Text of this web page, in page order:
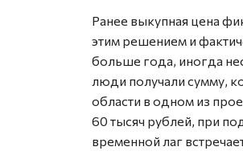
Ранее выкупная цена
этим решением и
больше года, иногда
люди получали сумму,
области в одном из
60 тысяч рублей, при
временной лаг